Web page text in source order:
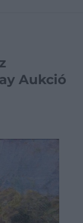
Aukció